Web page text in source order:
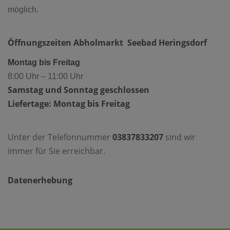
möglich.
Öffnungszeiten Abholmarkt Seebad Heringsdorf
Montag bis Freitag
8:00 Uhr – 11:00 Uhr
Samstag und Sonntag geschlossen
Liefertage: Montag bis Freitag
Unter der Telefonnummer 03837833207 sind wir
immer für Sie erreichbar.
Datenerhebung